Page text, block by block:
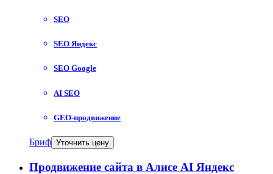
SEO
SEO Яндекс
SEO Google
AI SEO
GEO-продвижение
Бриф Уточнить цену
Продвижение сайта в Алисе AI Яндекс